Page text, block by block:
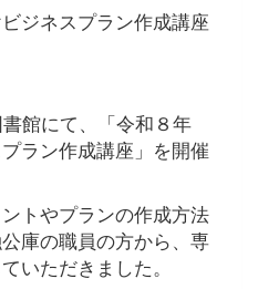
ジネスプラン作成講座
館にて、「令和８年
ラン作成講座」を開催
トやプランの作成方法
庫の職員の方から、専
いただきました。